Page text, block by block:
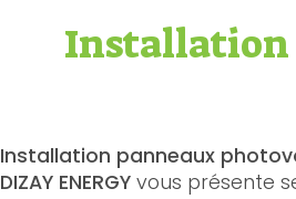
Installation
Installation panneaux
DIZAY ENERGY vous présente